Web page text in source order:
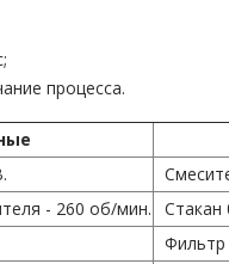
процесса.
- 260 об/мин.
Стакан